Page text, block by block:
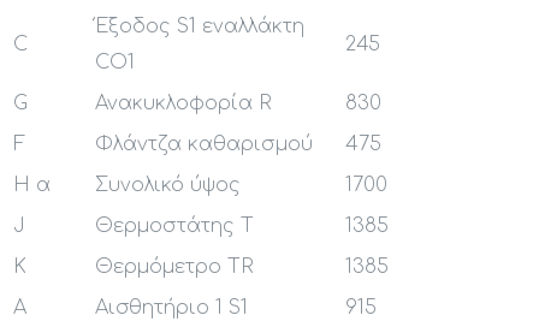
C
Έξοδος S1 εναλλάκτη
CO1
245
G Ανακυκλοφορία R
830
F
Φλάντζα καθαρισμού
475
H α
Συνολικό ύψος
1700
J
Θερμοστάτης T
1385
K
Θερμόμετρο TR
1385
A
Αισθητήριο 1 S1
915